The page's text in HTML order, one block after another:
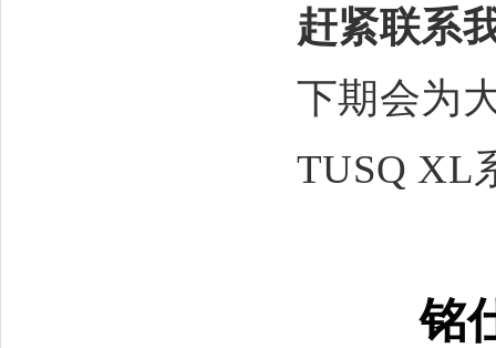
赶紧联系
下期会为
TUSQ XL
铭